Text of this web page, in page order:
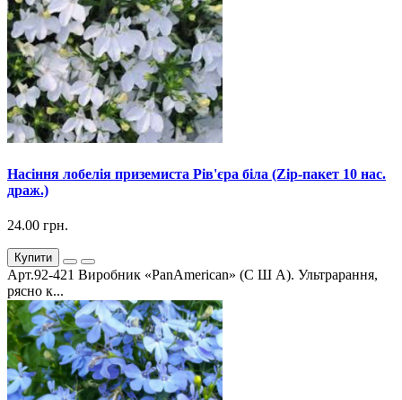
Насіння лобелія приземиста Рів'єра біла (Zip-пакет 10 нас.
драж.)
24.00 грн.
Купити
Арт.92-421 Виробник «PanAmerican» (С Ш А). Ультрарання,
рясно к...